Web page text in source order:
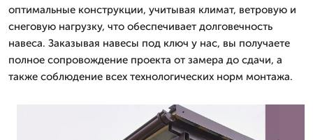
оптимальные конструкции, учитывая климат, ветровую и
снеговую нагрузку, что обеспечивает долговечность
навеса. Заказывая навесы под ключ у нас, вы получаете
полное сопровождение проекта от замера до сдачи, а
также соблюдение всех технологических норм монтажа.